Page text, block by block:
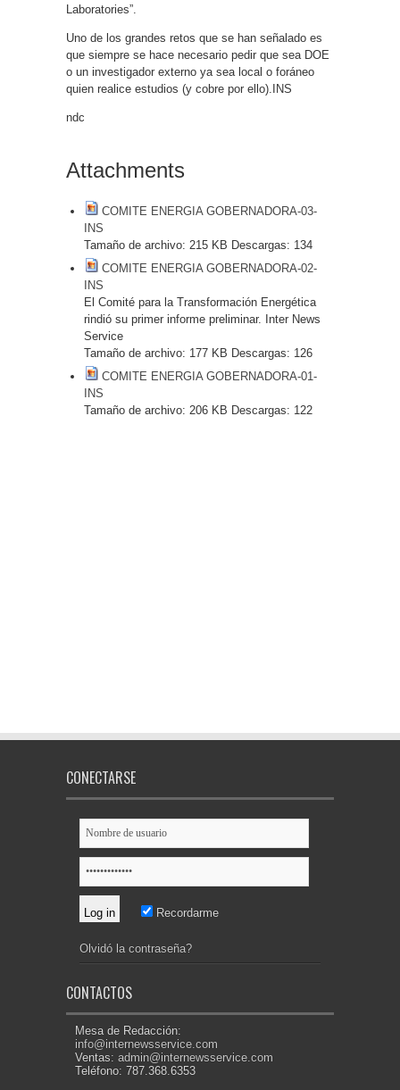
Laboratories”.
Uno de los grandes retos que se han señalado es
que siempre se hace necesario pedir que sea DOE
o un investigador externo ya sea local o foráneo
quien realice estudios (y cobre por ello).INS
ndc
Attachments
COMITE ENERGIA GOBERNADORA-03-
INS
Tamaño de archivo: 215 KB Descargas: 134
COMITE ENERGIA GOBERNADORA-02-
INS
El Comité para la Transformación Energética
rindió su primer informe preliminar. Inter News
Service
Tamaño de archivo: 177 KB Descargas: 126
COMITE ENERGIA GOBERNADORA-01-
INS
Tamaño de archivo: 206 KB Descargas: 122
CONECTARSE
Recordarme
Olvidó la contraseña?
CONTACTOS
Mesa de Redacción:
info@internewsservice.com
Ventas: admin@internewsservice.com
Teléfono: 787.368.6353